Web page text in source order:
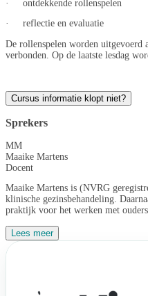
· ontdekkende rollenspelen
· reflectie en evaluatie
De rollenspelen worden uitgevoerd
verbonden. Op de laatste lesdag
Cursus informatie klopt niet?
Sprekers
MM
Maaike Martens
Docent
Maaike Martens is (NVRG
klinische gezinsbehandeling.
praktijk voor het werken met
Lees meer